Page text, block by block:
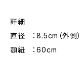
詳細
直径 ：8.5cm（外側）
顎紐 ：60cm